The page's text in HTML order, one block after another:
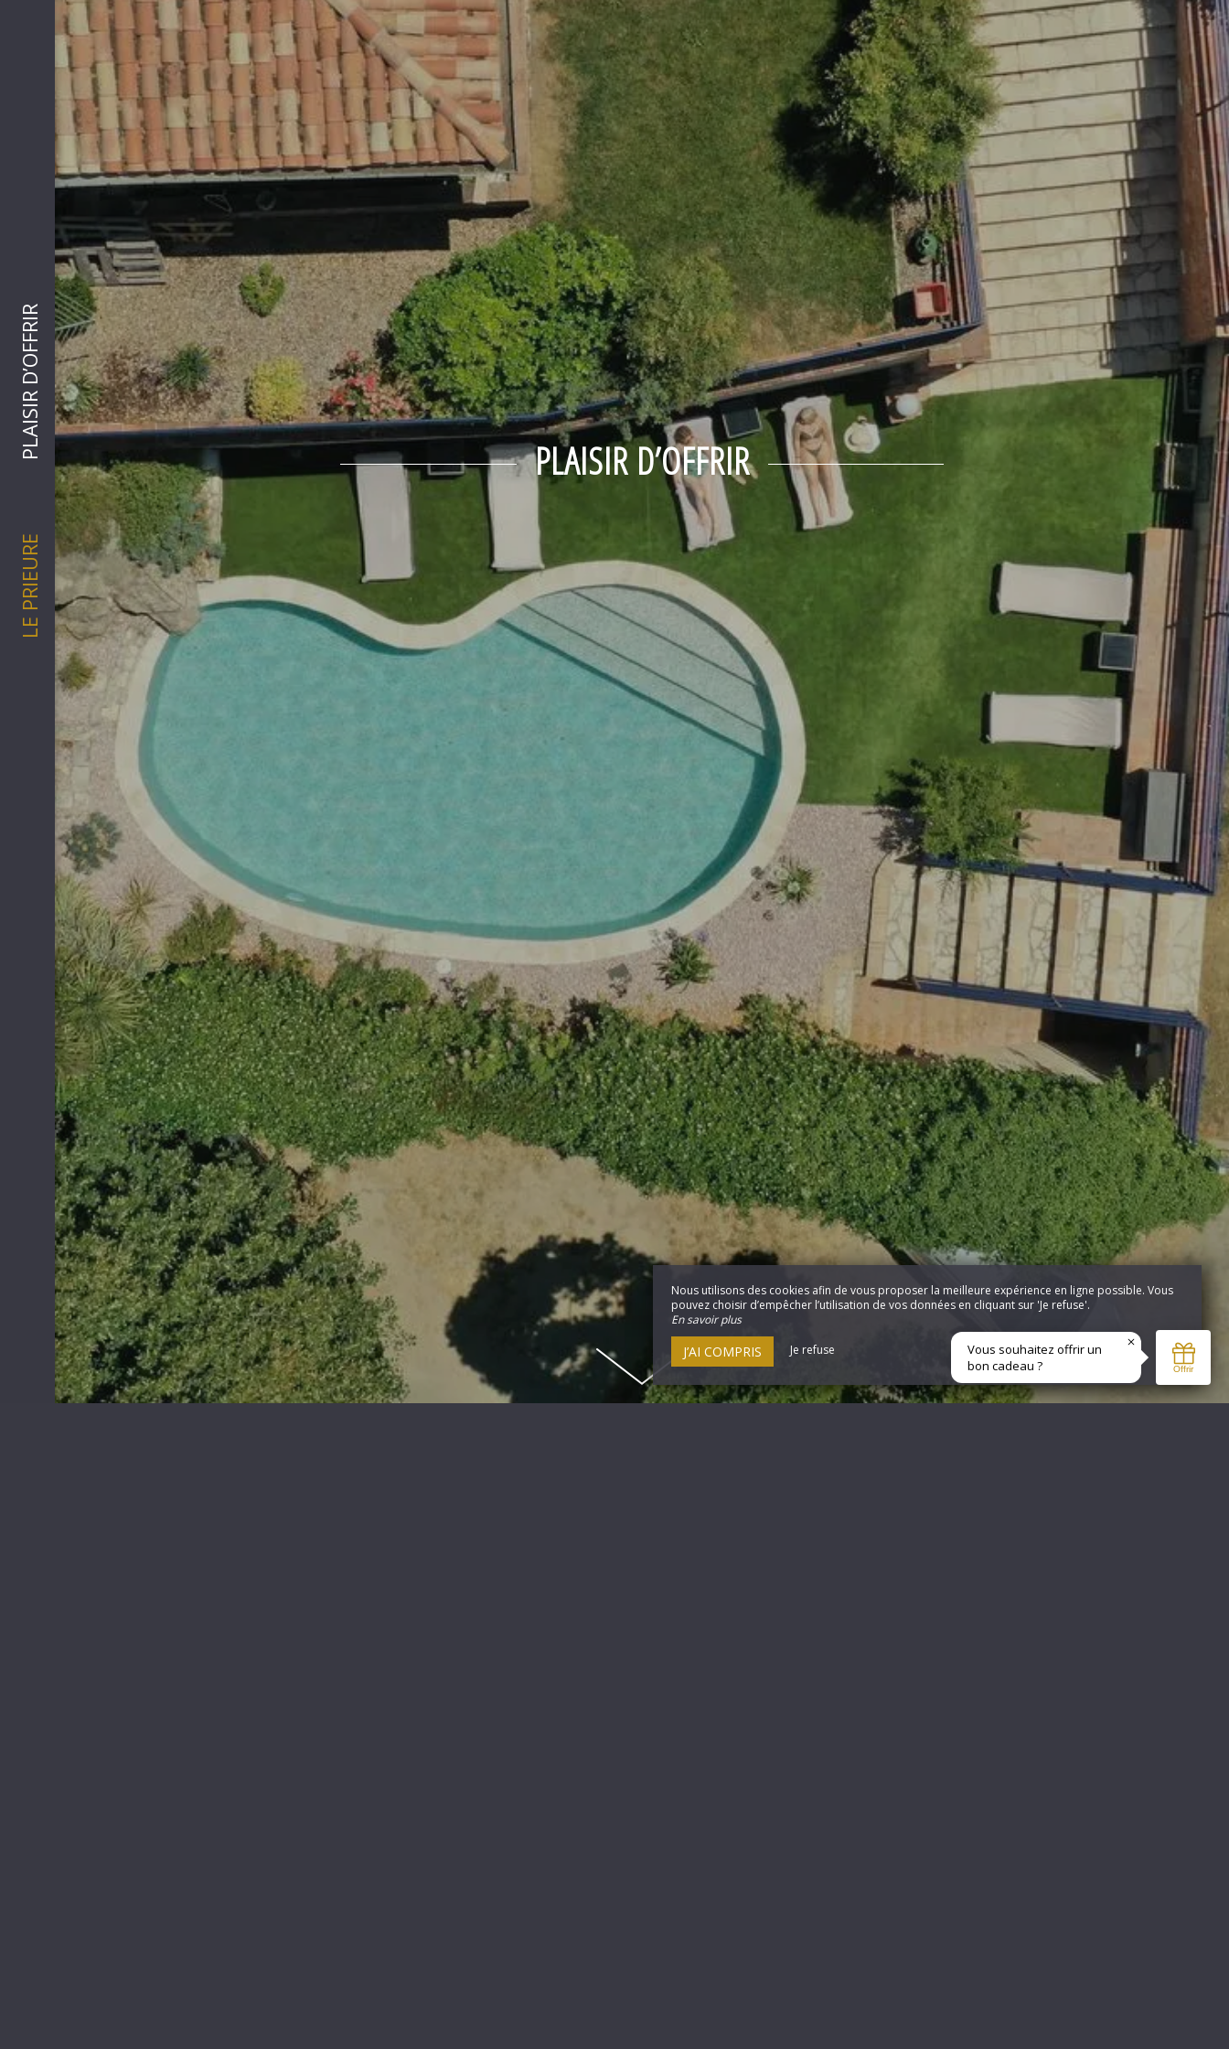
PLAISIR D’OFFRIR
PLAISIR D’OFFRIR
LE PRIEURE
Nous utilisons des cookies afin de vous proposer la meilleure expérience en ligne possible. Vous
pouvez choisir d’empêcher l’utilisation de vos données en cliquant sur 'Je refuse'.
En savoir plus
J’AI COMPRIS Je refuse